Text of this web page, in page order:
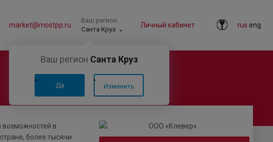
rus eng
Личный кабинет
Ваш регион:
Санта Круз
Ваш регион Санта Круз
Да Изменить
market@mostpp.ru
возможностей в
более тысячи